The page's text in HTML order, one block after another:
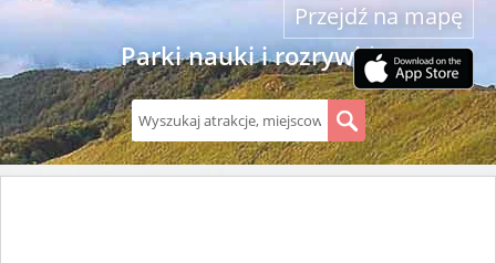
Parki nauki i rozrywki
Przejdź na mapę